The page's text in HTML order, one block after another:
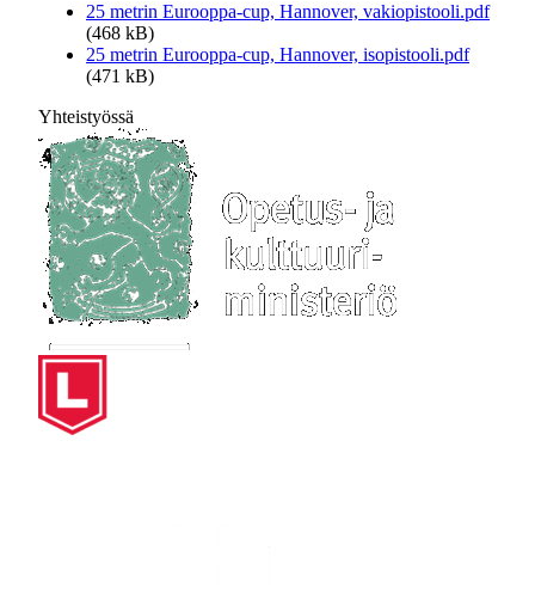
25 metrin Eurooppa-cup, Hannover, vakiopistooli.pdf
(468 kB)
25 metrin Eurooppa-cup, Hannover, isopistooli.pdf
(471 kB)
Yhteistyössä